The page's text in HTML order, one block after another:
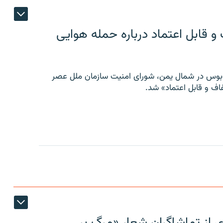
اعتماد درباره حمله هوایی
در شمال یمن، شورای امنیت سازمان ملل عصر
و قابل اعتماد» شد.